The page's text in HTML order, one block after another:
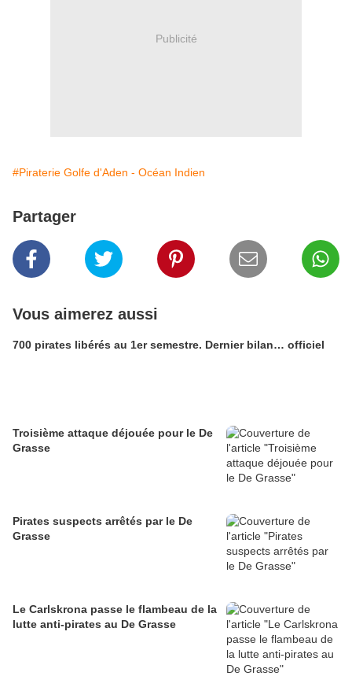
Publicité
#Piraterie Golfe d'Aden - Océan Indien
Partager
Vous aimerez aussi
700 pirates libérés au 1er semestre. Dernier bilan… officiel
Troisième attaque déjouée pour le De
Grasse
Pirates suspects arrêtés par le De
Grasse
Le Carlskrona passe le flambeau de la
lutte anti-pirates au De Grasse